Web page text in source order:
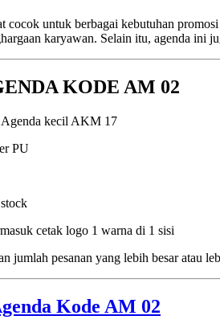
cocok untuk berbagai kebutuhan
karyawan. Selain itu, agenda ini
KODE AM 02
Agenda kecil AKM 17
PU
cetak logo 1 warna di 1 sisi
jumlah pesanan yang lebih besar atau
Kode AM 02